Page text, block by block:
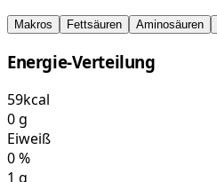
Makros Fettsäuren Aminosäuren
Energie-Verteilung
59kcal
0g
Eiweiß
0%
1 g